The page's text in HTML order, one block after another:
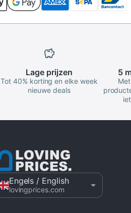
Lage prijzen
Tot 40% korting en elke week
nieuwe deals
5
Engels / English
lovingprices.com